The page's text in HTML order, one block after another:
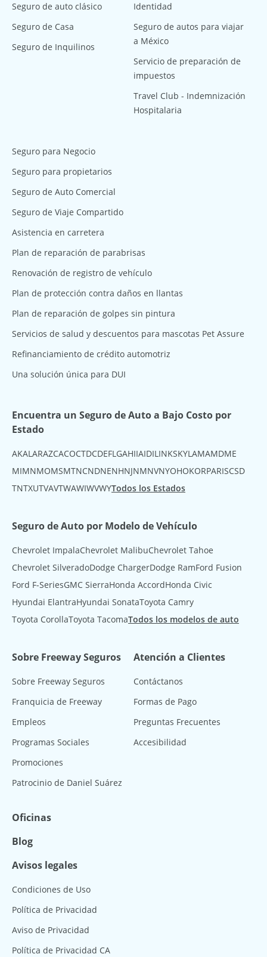
Seguro de auto clásico
Seguro de Casa
Seguro de Inquilinos
Identidad
Seguro de autos para viajar
a México
Servicio de preparación de
impuestos
Travel Club - Indemnización
Hospitalaria
Seguro para Negocio
Seguro para propietarios
Seguro de Auto Comercial
Seguro de Viaje Compartido
Asistencia en carretera
Plan de reparación de parabrisas
Renovación de registro de vehículo
Plan de protección contra daños en llantas
Plan de reparación de golpes sin pintura
Servicios de salud y descuentos para mascotas Pet Assure
Refinanciamiento de crédito automotriz
Una solución única para DUI
Encuentra un Seguro de Auto a Bajo Costo por
Estado
AKALARAZCACOCTDCDEFLGAHIIAIDILINKSKYLAMAMDME
MIMNMOMSMTNCNDNENHNJNMNVNYOHOKORPARISCSD
TNTXUTVAVTWAWIWVWYTodos los Estados
Seguro de Auto por Modelo de Vehículo
Chevrolet ImpalaChevrolet MalibuChevrolet Tahoe
Chevrolet SilveradoDodge ChargerDodge RamFord Fusion
Ford F-SeriesGMC SierraHonda AccordHonda Civic
Hyundai ElantraHyundai SonataToyota Camry
Toyota CorollaToyota TacomaTodos los modelos de auto
Sobre Freeway Seguros
Sobre Freeway Seguros
Franquicia de Freeway
Empleos
Programas Sociales
Promociones
Patrocinio de Daniel Suárez
Atención a Clientes
Contáctanos
Formas de Pago
Preguntas Frecuentes
Accesibilidad
Oficinas
Blog
Avisos legales
Condiciones de Uso
Política de Privacidad
Aviso de Privacidad
Política de Privacidad CA